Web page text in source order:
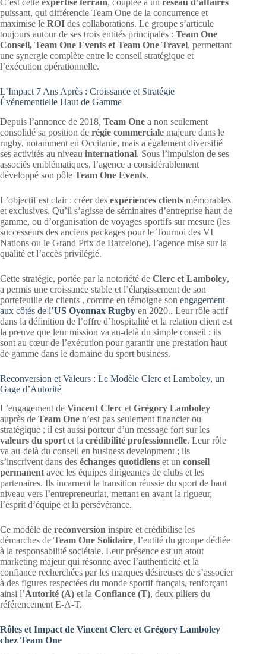
puissant, qui différencie Team One de la concurrence et
maximise le ROI des collaborations. Le groupe s’articule
toujours autour de ses trois entités principales : Team One
Conseil, Team One Events et Team One Travel, permettant
une synergie complète entre le conseil stratégique et
l’exécution opérationnelle.
L’Impact 7 Ans Après : Croissance et Stratégie
Événementielle Haut de Gamme
Depuis l’annonce de 2018, Team One a non seulement
consolidé sa position de régie commerciale majeure dans le
rugby, notamment en Occitanie, mais a également diversifié
ses activités au niveau international. Sous l’impulsion de ses
associés emblématiques, l’agence a considérablement
développé son pôle Team One Events.
L’objectif est clair : créer des expériences clients mémorables
et exclusives. Qu’il s’agisse de séminaires d’entreprise haut de
gamme, ou d’organisation de voyages sportifs sur mesure (les
successeurs des anciens packages pour le Tournoi des VI
Nations ou le Grand Prix de Barcelone), l’agence mise sur la
qualité et l’accès privilégié.
Cette stratégie, portée par la notoriété de Clerc et Lamboley,
a permis une croissance stable et l’élargissement de son
portefeuille de clients , comme en témoigne son engagement
aux côtés de l’US Oyonnax Rugby en 2020.. Leur rôle actif
dans la définition de l’offre d’hospitalité et la relation client est
la preuve que leur mission va au-delà du simple conseil : ils
sont au cœur de l’exécution pour garantir une prestation haut
de gamme dans le domaine du sport business.
Reconversion et Valeurs : Le Modèle Clerc et Lamboley, un
Gage d’Autorité
L’engagement de Vincent Clerc et Grégory Lamboley
auprès de Team One n’est pas seulement financier ou
stratégique ; il est aussi porteur d’un message fort sur les
valeurs du sport et la crédibilité professionnelle. Leur rôle
va au-delà du conseil en business development ; ils
s’inscrivent dans des échanges quotidiens et un conseil
permanent avec les équipes dirigeantes de clubs et les
partenaires. Ils incarnent la transition réussie du sport de haut
niveau vers l’entrepreneuriat, mettant en avant la rigueur,
l’esprit d’équipe et la persévérance.
Ce modèle de reconversion inspire et crédibilise les
démarches de Team One Solidaire, l’entité du groupe dédiée
à la responsabilité sociétale. Leur présence est un atout
marketing majeur qui résonne avec l’authenticité et la
confiance recherchées par les marques désireuses de s’associer
à des figures respectées du monde sportif français, renforçant
ainsi l’Autorité (A) et la Confiance (T), deux piliers du
référencement E-A-T.
Rôles et Impact de Vincent Clerc et Grégory Lamboley
chez Team One